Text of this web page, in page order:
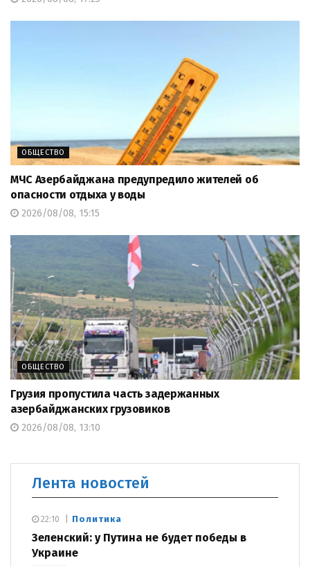
ОБЩЕСТВО
МЧС Азербайджана предупредило жителей об
опасности отдыха у воды
2026/08/08, 15:15
ОБЩЕСТВО
Грузия пропустила часть задержанных
азербайджанских грузовиков
2026/08/08, 13:10
Лента новостей
Политика
Зеленский: у Путина не будет победы в
Украине
22:10